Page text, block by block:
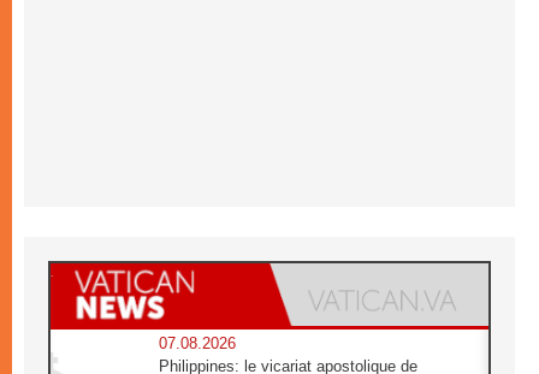
07.08.2026
Philippines: le vicariat apostolique de